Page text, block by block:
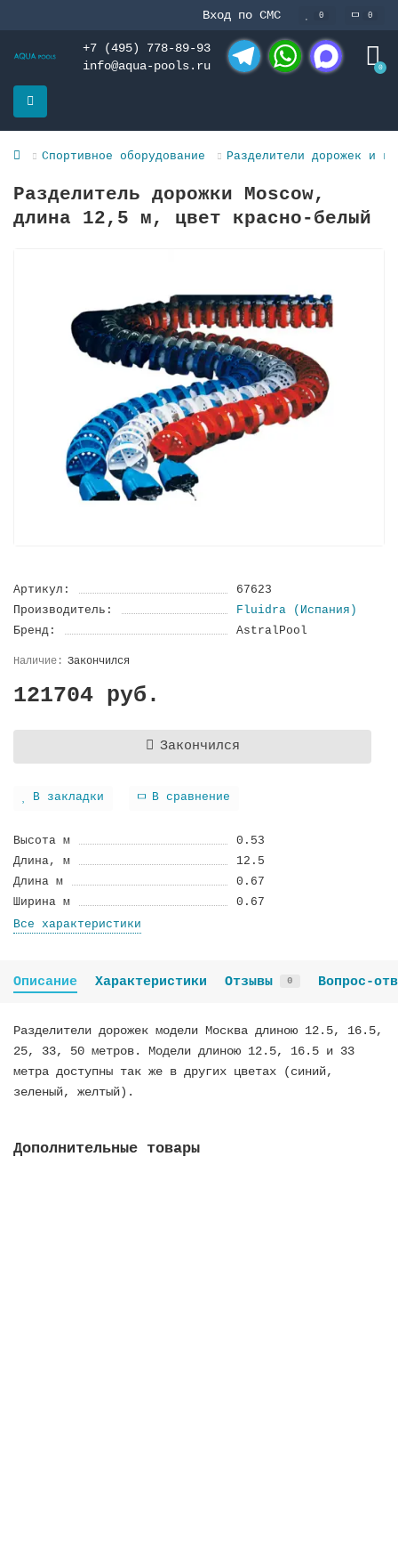
Вход по СМС 0 0
+7 (495) 778-89-93
info@aqua-pools.ru
0
Спортивное оборудование Разделители дорожек и
Разделитель дорожки Moscow,
длина 12,5 м, цвет красно-белый
Артикул:
67623
Производитель:
Fluidra (Испания)
Бренд:
AstralPool
Закончился
121704 руб.
Закончился
В закладки В сравнение
Высота м
0.53
Длина, м
12.5
Длина м
0.67
Ширина м
0.67
Все характеристики
Описание Характеристики Отзывы 0 Вопрос-
Разделители дорожек модели Москва длиною 12.5, 16.5,
25, 33, 50 метров. Модели длиною 12.5, 16.5 и 33
метра доступны так же в других цветах (синий,
зеленый, желтый).
Дополнительные товары